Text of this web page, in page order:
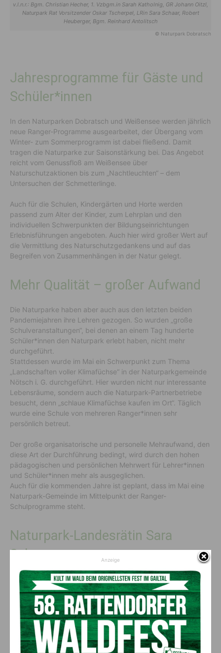
v.l.n.r.: Bgm. Christian Hecher, 1. Vzbgm.in Sarah Katholnig, GR Johann Oitzl,
Naturpark Rat Vorsitzender Oskar Tscherpel, LRin Sara Schaar, Robert
Heuberger, Bgm. Reinhard Antolitsch
© Naturpark Dobratsch
Jahresprogramme für Gäste und
Schüler*innen
In den Naturparken Dobratsch und Weißensee werden jährlich
neue Ranger-Programme ausgearbeitet, der Übergang vom
Winter- zum Sommerprogramm ist dabei fließend. Damit
tragen die Naturparke zur Saisonstärkung bei. Das Angebot
reicht vom Genussfloß am Weißensee über
Naturschutzaktionen bis zum „Nachtleuchten“ – dem
Untersuchen der Schmetterlinge.
Auch für die Schulen, Kindergärten und Horte werden
passend zum Alter der Kinder, zum Lehrplan und den
individuellen Schwerpunkten der Bildungseinrichtungen
Erlebnisführungen angeboten. Auch hier wird großer Wert auf
die Vermittlung des Naturschutzgedankens und auf das
Begreifen von Zusammenhängen in der Natur gelegt.
Mehr Qualität – großer Aufwand
Die Naturparke haben aber auch aus den letzten beiden
Pandemiejahren ihre Lehren gezogen. So wurden „große
Schulveranstaltungen“, bei denen an einem Tag hunderte
Schüler*innen den Naturpark erlebt haben, nicht mehr
durchgeführt.
Stattdessen wurde im Mai ein Schwerpunkt zum Thema
„Landschaften voller Klimafüchse“ in der Naturparkgemeinde
Nötsch i. G. durchgeführt. Hier wurden nicht nur interessante
Lebensräume, sondern auch die Naturpark-Partnerbetriebe
besucht, denn „schlaue Klimafüchse kaufen im Ort“. Täglich
wurde eine Schule von mehreren Ranger*innen sehr
persönlich betreut.
Der große organisatorische und personelle Mehraufwand, den
diese Art der Durchführung bedingt, wird durch den hohen
pädagogischen und persönlichen Mehrwert für Lehrer*innen
und Schüler*innen mehr als ausgeglichen.
Auch für die kommenden Jahre ist geplant, dass im Mai eine
Naturpark-Gemeinde im Mittelpunkt der Ranger-
Schulprogramme steht.
Naturpark-Landesrätin Sara
Schaar:
„Als Naturpark-Referentin freut es mich, dass das
abwechslungsreiche Programm in den beiden Naturparken –
mit ganz viel Einblick in die Natur- und Kulturlandschaft – von
Gästen wie Schüler*innen so gut angenommen wird. Die
Naturpark-Ranger*innen stimmen die Programme auch
individuell auf die Teilnehmenden ab. Damit tragen sie
wesentlich zur Bewusstseinsbildung für eine nachhaltige
Lebensweise im Einklang mit der Natur bei.“
Anzeige